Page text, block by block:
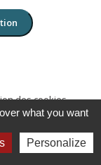
des cookies
Tous droits réservés
what you want
Personalize